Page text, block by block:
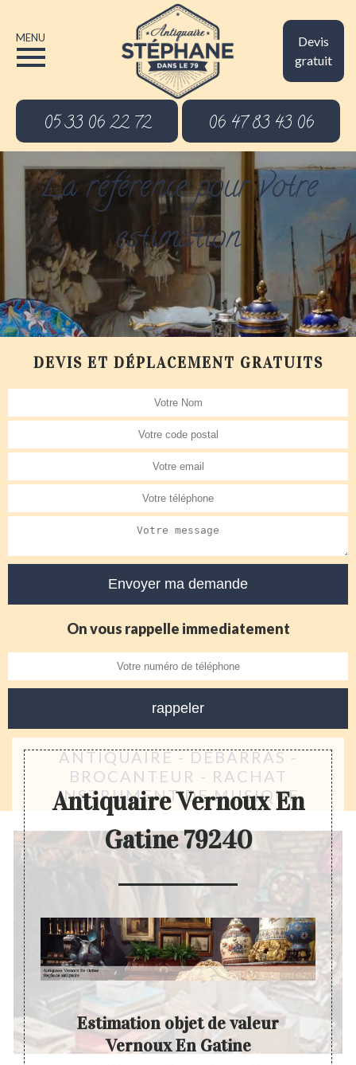
Devis
gratuit
MENU
05 33 06 22 72 06 47 83 43 06
La référence pour votre
estimation
DEVIS ET DÉPLACEMENT GRATUITS
On vous rappelle immediatement
ANTIQUAIRE - DÉBARRAS -
BROCANTEUR - RACHAT
INSTRUMENT DE MUSIQUE
Antiquaire Vernoux En
Gatine 79240
se
Estimation objet de valeur
Vernoux En Gatine
A